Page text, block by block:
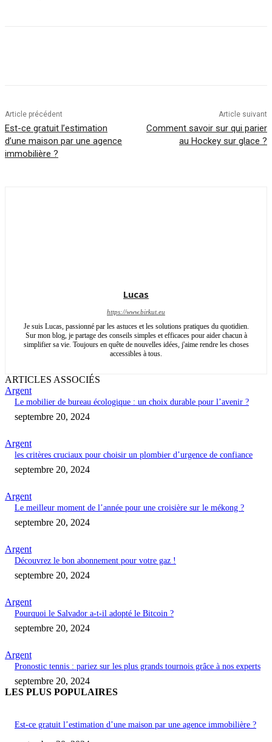
Article précédent
Est-ce gratuit l’estimation
d’une maison par une agence
immobilière ?
Article suivant
Comment savoir sur qui parier
au Hockey sur glace ?
Lucas
https://www.birkut.eu
Je suis Lucas, passionné par les astuces et les solutions pratiques du quotidien.
Sur mon blog, je partage des conseils simples et efficaces pour aider chacun à
simplifier sa vie. Toujours en quête de nouvelles idées, j'aime rendre les choses
accessibles à tous.
ARTICLES ASSOCIÉS
Argent
Le mobilier de bureau écologique : un choix durable pour l’avenir ?
septembre 20, 2024
Argent
les critères cruciaux pour choisir un plombier d’urgence de confiance
septembre 20, 2024
Argent
Le meilleur moment de l’année pour une croisière sur le mékong ?
septembre 20, 2024
Argent
Découvrez le bon abonnement pour votre gaz !
septembre 20, 2024
Argent
Pourquoi le Salvador a-t-il adopté le Bitcoin ?
septembre 20, 2024
Argent
Pronostic tennis : pariez sur les plus grands tournois grâce à nos experts
septembre 20, 2024
LES PLUS POPULAIRES
Est-ce gratuit l’estimation d’une maison par une agence immobilière ?